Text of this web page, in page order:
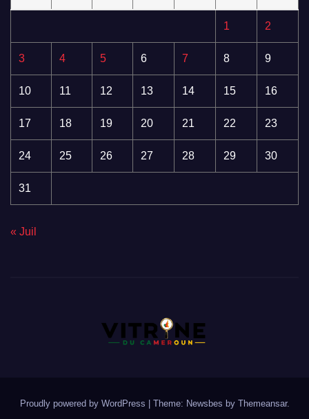
1 2
3 4 5 6 7 8 9
10 11 12 13 14 15 16
17 18 19 20 21 22 23
24 25 26 27 28 29 30
31
« Juil
Proudly powered by WordPress Theme: Newsbes by Themeansar.